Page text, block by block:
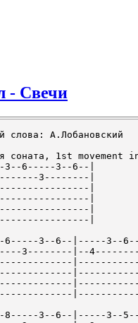
- Свечи
соната, 1st movement
6-----3--6--|
3--------|
|
|
|
|
3--6--|-----3--
3--------|--
8-----3--6--|-----3--